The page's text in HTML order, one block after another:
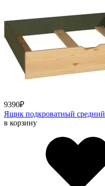
9390₽
Ящик подкроватный средний
в корзину